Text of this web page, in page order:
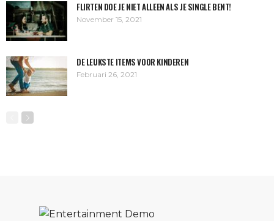
FLIRTEN DOE JE NIET ALLEEN ALS JE SINGLE BENT!
November 15, 2021
DE LEUKSTE ITEMS VOOR KINDEREN
Februari 26, 2021